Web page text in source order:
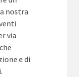
nostra
via
e di